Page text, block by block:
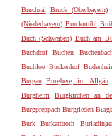
Bruchsal
Bruck (Oberbayern)
(Niederbayern) Bruckmühl
Buch (Schwaben) Buch am
Buchdorf
Buchen
Buchloe Buckenhof
Burgau
Burgberg im Allgäu
Burgheim
Burgkirchen an
Burgpreppach Burgrieden
Burk
Burkardroth